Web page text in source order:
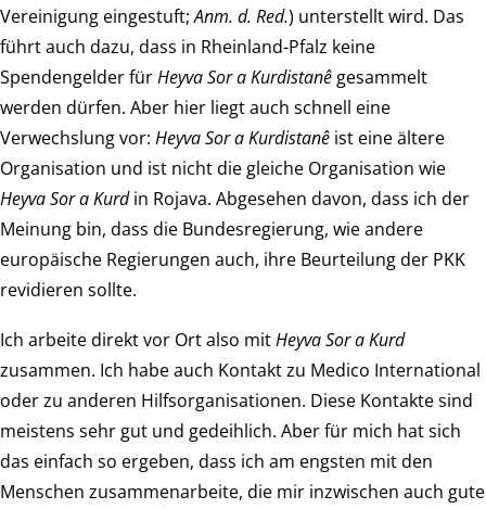
Vereinigung eingestuft;Anm. d. Red.) unterstellt wird. Das
führt auch dazu, dass in Rheinland-Pfalz keine
Spendengelder fürHeyva Sor a Kurdistanê gesammelt
werden dürfen. Aber hier liegt auch schnell eine
Verwechslung vor: Heyva Sor a Kurdistanê ist eine ältere
Organisation und ist nicht die gleiche Organisation wie
Heyva Sor a Kurdin Rojava. Abgesehen davon, dass ich der
Meinung bin, dass die Bundesregierung, wie andere
europäische Regierungen auch, ihre Beurteilung der PKK
revidieren sollte.
Ich arbeite direkt vor Ort also mitHeyva Sor a Kurd
zusammen. Ich habe auch Kontakt zu Medico International
oder zu anderen Hilfsorganisationen. Diese Kontakte sind
meistens sehr gut und gedeihlich. Aber für mich hat sich
das einfach so ergeben, dass ich am engsten mit den
Menschen zusammenarbeite, die mir inzwischen auch gute